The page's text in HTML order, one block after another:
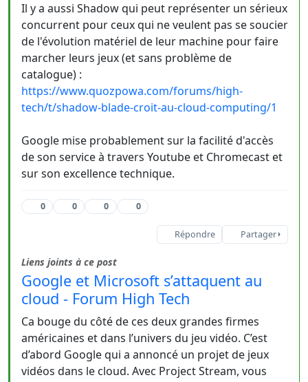
Il y a aussi Shadow qui peut représenter un sérieux
concurrent pour ceux qui ne veulent pas se soucier
de l'évolution matériel de leur machine pour faire
marcher leurs jeux (et sans problème de
catalogue) :
https://www.quozpowa.com/forums/high-
tech/t/shadow-blade-croit-au-cloud-computing/1
Google mise probablement sur la facilité d'accès
de son service à travers Youtube et Chromecast et
sur son excellence technique.
0 0 0 0
Répondre Partager
Liens joints à ce post
Google et Microsoft s’attaquent au
cloud - Forum High Tech
Ca bouge du côté de ces deux grandes firmes
américaines et dans l’univers du jeu vidéo. C’est
d’abord Google qui a annoncé un projet de jeux
vidéos dans le cloud. Avec Project Stream, vous